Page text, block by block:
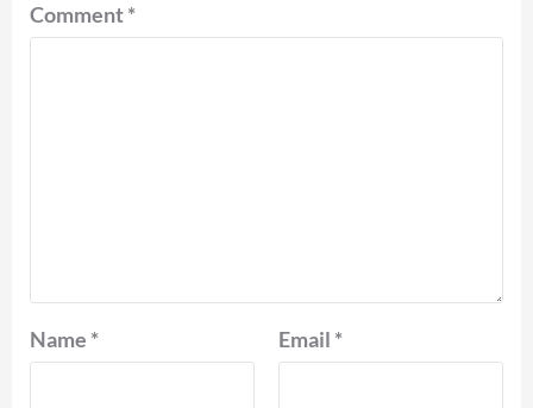
Comment*
Name * Email *